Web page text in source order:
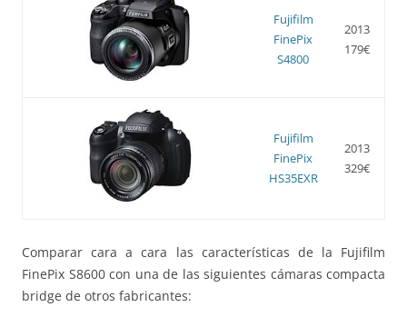
Fujifilm
FinePix
S4800
2013
179€
Fujifilm
FinePix
HS35EXR
2013
329€
Comparar cara a cara las características de la Fujifilm
FinePix S8600 con una de las siguientes cámaras compacta
bridge de otros fabricantes: